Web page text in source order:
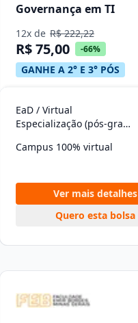
Governança em TI
12x de R$ 222,22
R$ 75,00 -66%
GANHE A 2° E 3° PÓS
EaD / Virtual
Especialização (pós-graduação)
Campus 100% virtual
Ver mais detalhes
Quero esta bolsa